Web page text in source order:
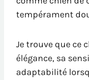
tempérament
Je trouve que ce
élégance, sa
adaptabilité